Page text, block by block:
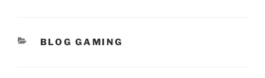
CATÉGORIES
BLOG GAMING